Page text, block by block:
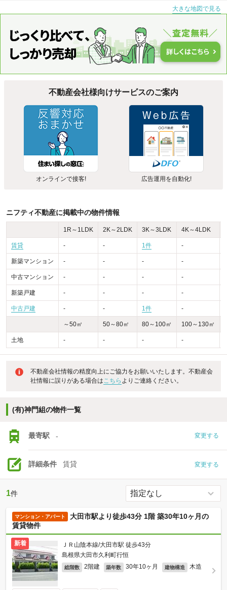
大きな地図で見る
不動産会社様向けサービスのご案内
オンラインで接客! 広告運用を自動化!
ニフティ不動産に掲載中の物件情報
1R～1LDK 2K～2LDK 3K～3LDK 4K～4LDK
賃貸 - - 1件 -
新築マンション - - - -
中古マンション - - - -
新築戸建 - - - -
中古戸建 - - 1件 -
～50㎡ 50～80㎡ 80～100㎡ 100～130㎡
土地 - - - -
不動産会社情報の精度向上にご協力をお願いいたします。不動産会
社情報に誤りがある場合はこちら よりご連絡ください。
(有)神門組の物件一覧
最寄駅 - 変更する
詳細条件 賃貸 変更する
1件
マンション・アパート
大田市駅より徒歩43分 1階 築30年10ヶ月の
賃貸物件
新着
ＪＲ山陰本線/大田市駅 徒歩43分
島根県大田市久利町行恒
総階数 2階建 築年数 30年10ヶ月 建物構造 木造